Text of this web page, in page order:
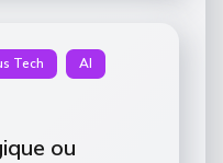
Tech AI
ou